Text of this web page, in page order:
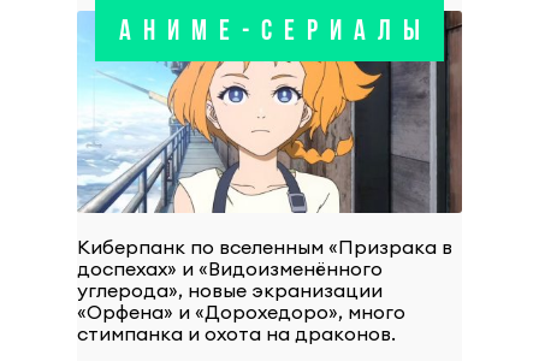
АНИМЕ-СЕРИАЛЫ
Киберпанк по вселенным «Призрака в
доспехах» и «Видоизменённого
углерода», новые экранизации
«Орфена» и «Дорохедоро», много
стимпанка и охота на драконов.